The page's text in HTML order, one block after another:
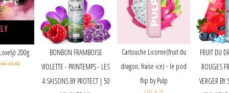
Cartouche Licorne(fruit du
dragon, fraise ice) - le pod
flip by Pulp
BONBON FRAMBOISE
VIOLETTE - PRINTEMPS - LES
4 SAISONS BY PROTECT | 50
Joker - Love (Lovely) 200g
CHF39.90
CHF35.00